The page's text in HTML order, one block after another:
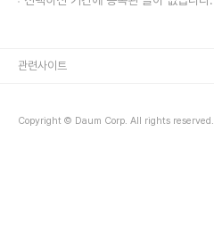
Copyright © Daum Corp. All rights reserved.
관련사이트